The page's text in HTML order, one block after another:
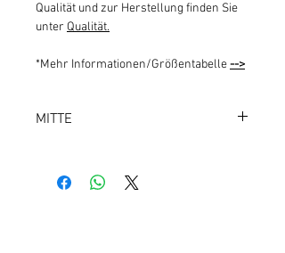
Qualität und zur Herstellung finden Sie
unter Qualität.
*Mehr Informationen/Größentabelle-->
MITTE